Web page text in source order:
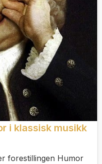
i klassisk musikk
forestillingen Humor